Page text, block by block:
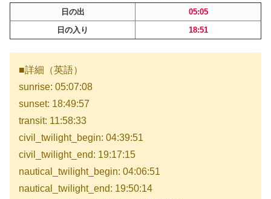
日の出
05:05
日の入り
18:51
■詳細（英語）
sunrise: 05:07:08
sunset: 18:49:57
transit: 11:58:33
civil_twilight_begin: 04:39:51
civil_twilight_end: 19:17:15
nautical_twilight_begin: 04:06:51
nautical_twilight_end: 19:50:14